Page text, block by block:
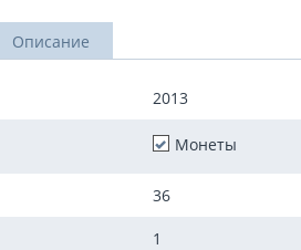
Описание
2013
Монеты
36
1